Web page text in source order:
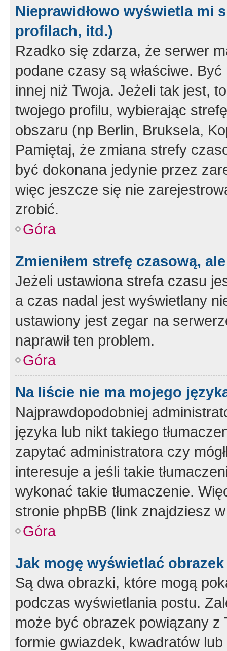
Nieprawidłowo wyświetla mi
profilach, itd.)
Rzadko się zdarza, że serwer
podane czasy są właściwe.
innej niż Twoja. Jeżeli tak jest,
twojego profilu, wybierając
obszaru (np Berlin, Bruksela,
Pamiętaj, że zmiana strefy
być dokonana jedynie przez
więc jeszcze się nie
zrobić.
Góra
Zmieniłem strefę czasową,
Jeżeli ustawiona strefa czasu
a czas nadal jest wyświetlany
ustawiony jest zegar na
naprawił ten problem.
Góra
Na liście nie ma mojego
Najprawdopodobniej
języka lub nikt takiego
zapytać administratora czy
interesuje a jeśli takie
wykonać takie tłumaczenie.
stronie phpBB (link znajdziesz
Góra
Jak mogę wyświetlać
Są dwa obrazki, które mogą
podczas wyświetlania postu.
może być obrazek powiązany z
formie gwiazdek, kwadratów